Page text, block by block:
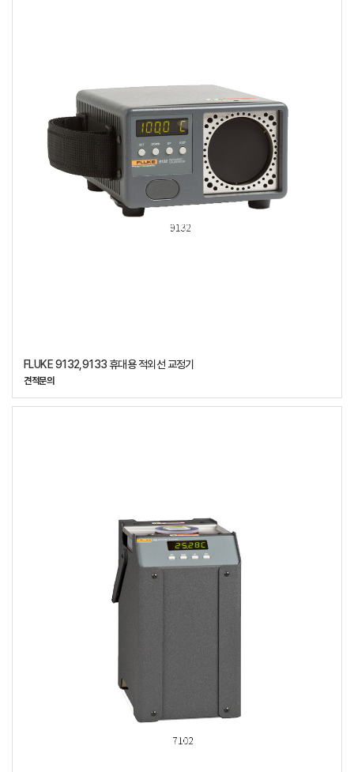
FLUKE 9132,9133 휴대용 적외선 교정기
견적문의